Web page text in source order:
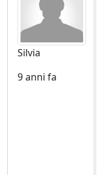
Silvia
9 anni fa